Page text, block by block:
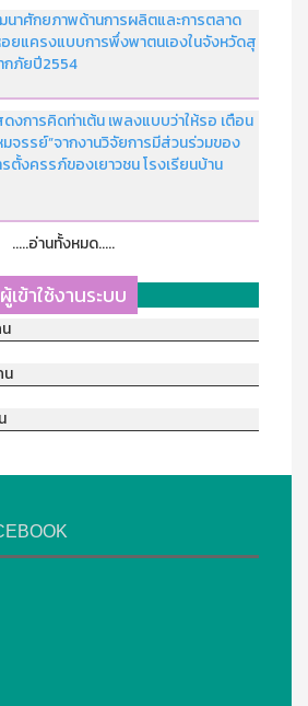
าศักยภาพด้านการผลิตและการตลาด
ยแครงแบบการพึ่งพาตนเองในจังหวัดสุ
กภัยปี2554
งการคิดท่าเต้น เพลงแบบว่าให้รอ เตือน
จรรย์”จากงานวิจัยการมีส่วนร่วมของ
ตั้งครรภ์ของเยาวชน โรงเรียนบ้าน
.....อ่านทั้งหมด.....
ผู้เข้าใช้งานระบบ
น